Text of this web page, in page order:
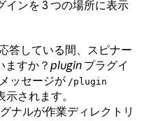
ンを 3 つの場所に表示
答している間、スピナー
ますか？ plugin プラグイ
ッセージが /plugin
されます。
ナルが作業ディレクトリ